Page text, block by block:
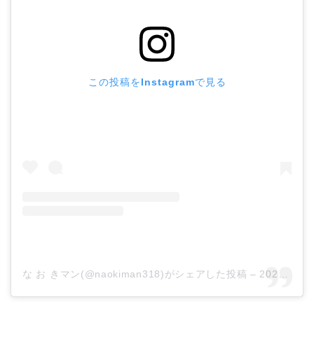
この投稿をInstagramで見る
な お きマン(@naokiman318)がシェアした投稿 – 2020年 2月月24日午前3時27分PST